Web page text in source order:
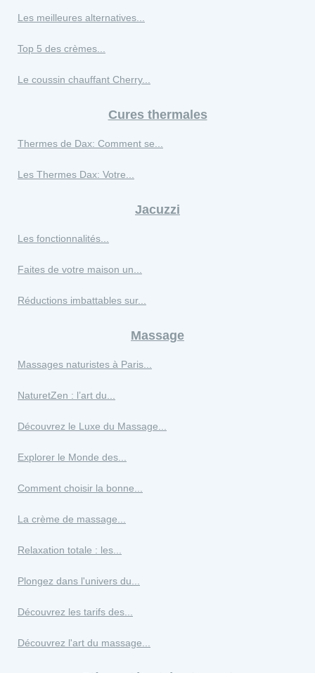
Les meilleures alternatives...
Top 5 des crèmes...
Le coussin chauffant Cherry...
Cures thermales
Thermes de Dax: Comment se...
Les Thermes Dax: Votre...
Jacuzzi
Les fonctionnalités...
Faites de votre maison un...
Réductions imbattables sur...
Massage
Massages naturistes à Paris...
NaturetZen : l’art du...
Découvrez le Luxe du Massage...
Explorer le Monde des...
Comment choisir la bonne...
La crème de massage...
Relaxation totale : les...
Plongez dans l'univers du...
Découvrez les tarifs des...
Découvrez l'art du massage...